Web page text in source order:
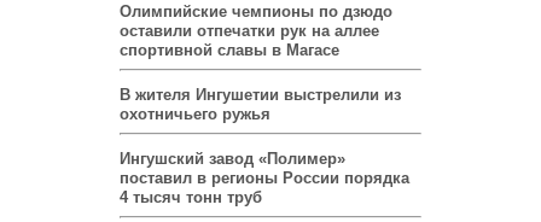
Олимпийские чемпионы по дзюдо
оставили отпечатки рук на аллее
спортивной славы в Магасе
В жителя Ингушетии выстрелили из
охотничьего ружья
Ингушский завод «Полимер»
поставил в регионы России порядка
4 тысяч тонн труб